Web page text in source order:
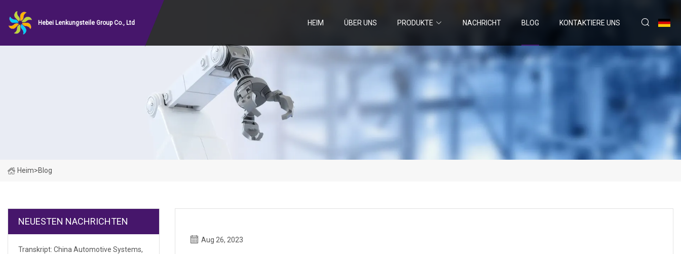
Hebei Lenkungsteile Group Co., Ltd HEIM ÜBER UNS PRODUKTE NACHRICHT BLOG KONTAKTIERE UNS
Heim>Blog
NEUESTEN NACHRICHTEN
Transkript: China Automotive Systems,
Aug 26, 2023